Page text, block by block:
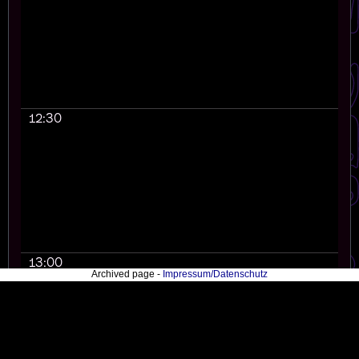
12:30
13:00
Archived page - Impressum/Datenschutz